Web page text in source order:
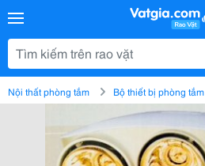
Nội thất phòng tắm Bộ thiết bị phòng tắm